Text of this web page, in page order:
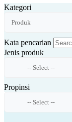
Kategori
Kata pencarian
Jenis produk
Propinsi